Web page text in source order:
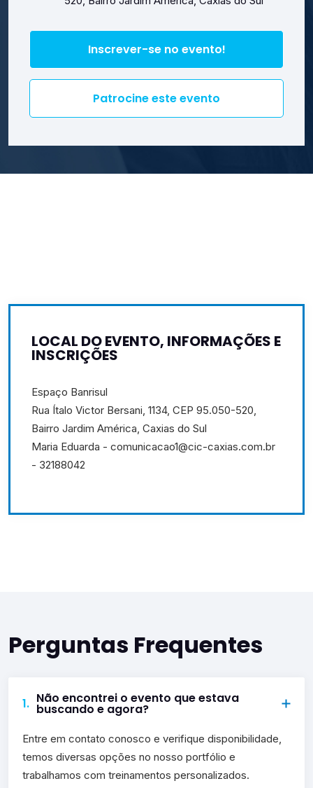
Inscrever-se no evento!
Patrocine este evento
LOCAL DO EVENTO, INFORMAÇÕES E
INSCRIÇÕES
Espaço Banrisul
Rua Ítalo Victor Bersani, 1134, CEP 95.050-520,
Bairro Jardim América, Caxias do Sul
Maria Eduarda - comunicacao1@cic-caxias.com.br
- 32188042
Perguntas Frequentes
1. Não encontrei o evento que estava
buscando e agora?
Entre em contato conosco e verifique disponibilidade,
temos diversas opções no nosso portfólio e
trabalhamos com treinamentos personalizados.